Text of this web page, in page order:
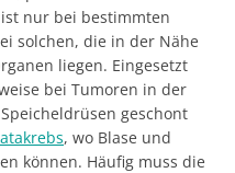
nur bei bestimmten
solchen, die in der Nähe
liegen. Eingesetzt
bei Tumoren in der
geschont
, wo Blase und
können. Häufig muss die